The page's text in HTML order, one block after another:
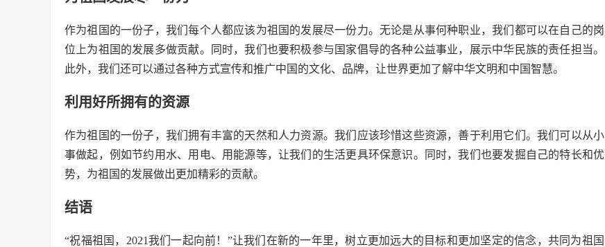
作为祖国的一份子，我们每个人都应该为祖国的发展尽一份力。无论是从事何种职业，我们都可以在自己的岗
位上为祖国的发展多做贡献。同时，我们也要积极参与国家倡导的各种公益事业，展示中华民族的责任担当。
此外，我们还可以通过各种方式宣传和推广中国的文化、品牌，让世界更加了解中华文明和中国智慧。
利用好所拥有的资源
作为祖国的一份子，我们拥有丰富的天然和人力资源。我们应该珍惜这些资源，善于利用它们。我们可以从小
事做起，例如节约用水、用电、用能源等，让我们的生活更具环保意识。同时，我们也要发掘自己的特长和优
势，为祖国的发展做出更加精彩的贡献。
结语
“祝福祖国，2021我们一起向前！”让我们在新的一年里，树立更加远大的目标和更加坚定的信念，共同为祖国